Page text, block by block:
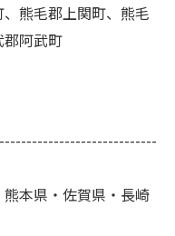
熊毛郡上関町、熊毛
阿武町
本県・佐賀県・長崎